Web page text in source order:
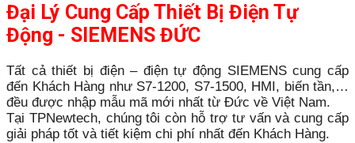
Đại Lý Cung Cấp Thiết Bị Điện Tự
Động - SIEMENS ĐỨC
Tất cả thiết bị điện – điện tự động SIEMENS cung cấp
đến Khách Hàng như S7-1200, S7-1500, HMI, biến tần,…
đều được nhập mẫu mã mới nhất từ Đức về Việt Nam.
Tại TPNewtech, chúng tôi còn hỗ trợ tư vấn và cung cấp
giải pháp tốt và tiết kiệm chi phí nhất đến Khách Hàng.